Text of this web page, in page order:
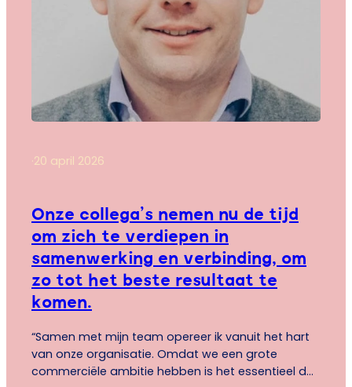
·20 april 2026
Onze collega’s nemen nu de tijd
om zich te verdiepen in
samenwerking en verbinding, om
zo tot het beste resultaat te
komen.
“Samen met mijn team opereer ik vanuit het hart
van onze organisatie. Omdat we een grote
commerciële ambitie hebben is het essentieel dat